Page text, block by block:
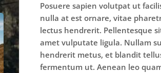
Posuere sapien volutpat ut
nulla at est ornare, vitae
lectus hendrerit. Pellentesque
amet vulputate ligula. Nullam
hendrerit metus, et blandit
fermentum ut. Aenean leo